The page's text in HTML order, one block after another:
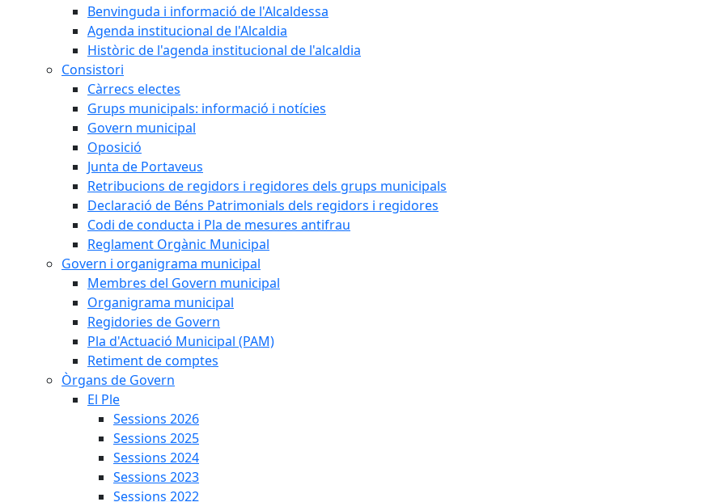
Benvinguda i informació de l'Alcaldessa
Agenda institucional de l'Alcaldia
Històric de l'agenda institucional de l'alcaldia
Consistori
Càrrecs electes
Grups municipals: informació i notícies
Govern municipal
Oposició
Junta de Portaveus
Retribucions de regidors i regidores dels grups municipals
Declaració de Béns Patrimonials dels regidors i regidores
Codi de conducta i Pla de mesures antifrau
Reglament Orgànic Municipal
Govern i organigrama municipal
Membres del Govern municipal
Organigrama municipal
Regidories de Govern
Pla d'Actuació Municipal (PAM)
Retiment de comptes
Òrgans de Govern
El Ple
Sessions 2026
Sessions 2025
Sessions 2024
Sessions 2023
Sessions 2022